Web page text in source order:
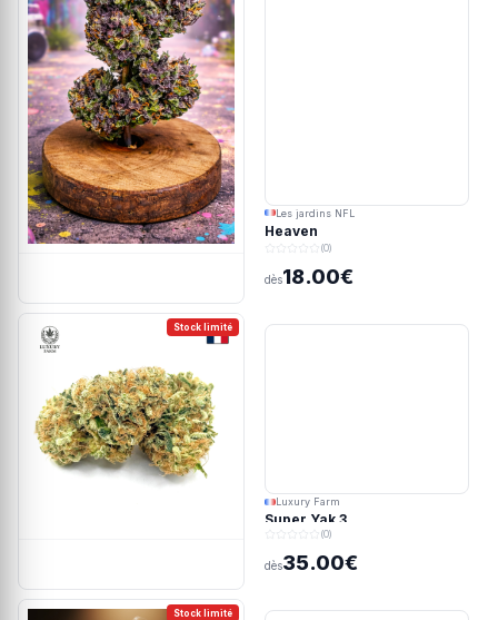
Les jardins NFL
Heaven
(0)
dès18.00€
Stock limité
Luxury Farm
Super Yak 3
(0)
dès35.00€
Stock limité